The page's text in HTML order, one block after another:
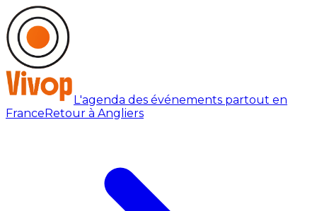
L'agenda des événements partout en
FranceRetour à Angliers